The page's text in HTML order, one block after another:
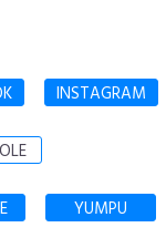
INSTAGRAM
YUMPU